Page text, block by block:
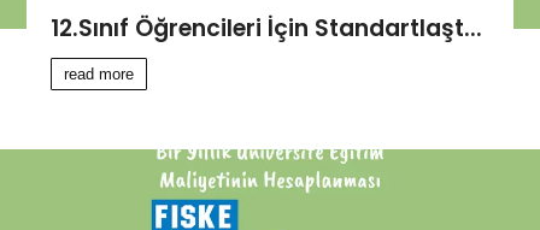
12.Sınıf Öğrencileri İçin Standartlaşt...
read more